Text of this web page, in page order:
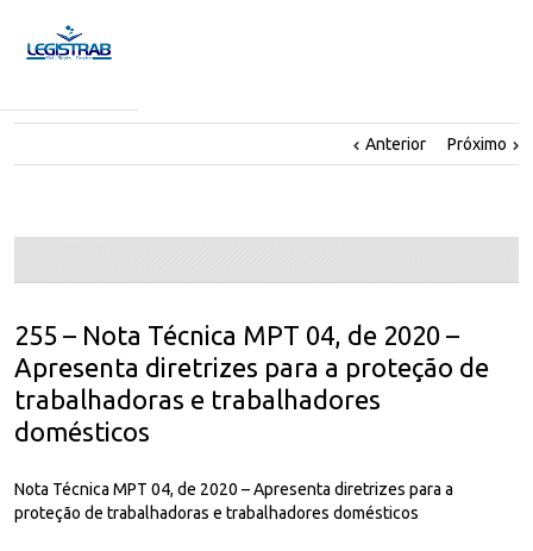
Anterior Próximo
255 – Nota Técnica MPT 04, de 2020 –
Apresenta diretrizes para a proteção de
trabalhadoras e trabalhadores
domésticos
Nota Técnica MPT 04, de 2020 – Apresenta diretrizes para a
proteção de trabalhadoras e trabalhadores domésticos